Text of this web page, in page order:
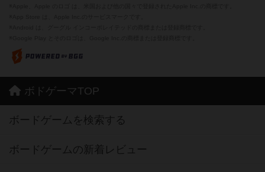
ボドゲーマTOP
ボードゲームを検索する
ボードゲームの新着レビュー